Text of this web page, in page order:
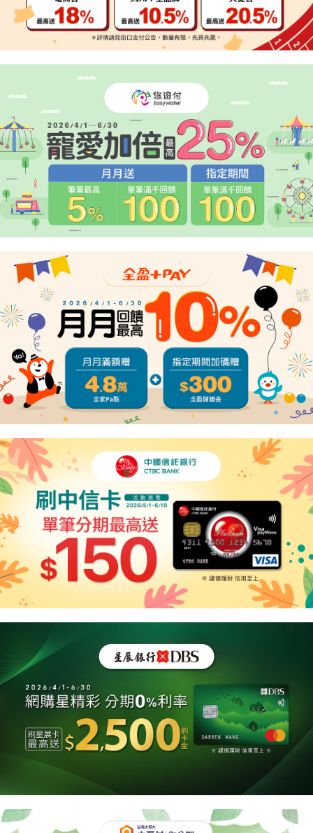
1.分期款項不併入電信帳單，「大哥付你分期」於每月結算日後寄送繳費提
醒簡訊。
2.透過簡訊連結打開帳單後，可選擇「超商條碼／台灣大直營門市／銀行轉
帳／街口支付／iPASS MONEY」等通路繳費。
1.本服務係由「台灣大哥大股份有限公司」（以下簡稱本公司）所提供，讓
用戶於交易時，得透過本服務購買商品或服務，並由商店將買賣／分期付款
買賣價金債權讓與本公司後，依約使用本公司帳單繳交帳款。
2.基於同意付款使用「大哥付你分期」之契約關係目的，商店將以您的個人
資料（包含姓名、電話或地址）提供予台灣大哥大進項蒐集、處理及利用，
由本公司與您本人進行分期帳單所需資料之確認、核對及更正。
3.完整用戶服務條款，請詳閱以下連結：https://oppay.tw/userRule
【「AFTEE先享後付」結帳流程】
１．於結帳方式選擇「AFTEE先享後付」後，將跳轉至「AFTEE先享後付」
結帳頁面，進行簡訊認證並確認金額後，即可完成結帳。
２．訂單成立數日內，您將收到繳費通知簡訊。
ATM／網路銀行／等多元方式進行付款，方視為交易完成。
※ 請注意：結帳手續完成當下不需立刻繳費，但若您需要取消訂單，請聯絡
購買商品的店家。未經商家同意取消之訂單仍視為有效，需透過AFTEE先享
後付繳納相關費用。
※ 交易是否成功請以「AFTEE先享後付 」之結帳頁面顯示為準，若有關於
是否繳費成功／繳費後需取消欲退款等相關疑問，請聯繫「AFTEE先享後付
客戶支援中心」 https://netprotections.freshdesk.com/support/home
【注意事項】
１．透過由恩沛科技股份有限公司提供之「AFTEE先享後付」服務完成之交
易，需依本服務之必要範圍內提供個人資料，並將交易相關給付款項請求債
權轉讓予恩沛科技股份有限公司。
２．關於個人資料處理事宜，請瀏覽以下網址：
https://aftee.tw/terms/#terms3
３．未成年的使用者請事先徵得法定代理人或監護人之同意方可使用
「AFTEE先享後付」，若未經同意申辦者引起之損失，本公司不負相關責
任。
４．使用「AFTEE先享後付」時，將依據個別帳號之用戶狀況，依本公司即
時審查核予不同之上限額度；若仍有額度不足之情形，本公司將視審查結果
請求用戶進行身份認證。
５．嚴禁一人註冊多個帳號或使用他人資訊註冊。若發現惡意使用之情形，
恩沛科技股份有限公司將有權停止該用戶之使用額度並採取法律行動。
每筆NT$95，滿NT$1,800(含以上)免運費